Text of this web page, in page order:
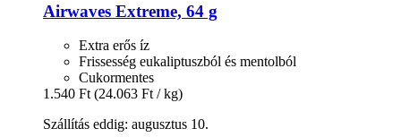
Airwaves Extreme, 64 g
Extra erős íz
Frissesség eukaliptuszból és mentolból
Cukormentes
1.540 Ft (24.063 Ft / kg)
Szállítás eddig: augusztus 10.